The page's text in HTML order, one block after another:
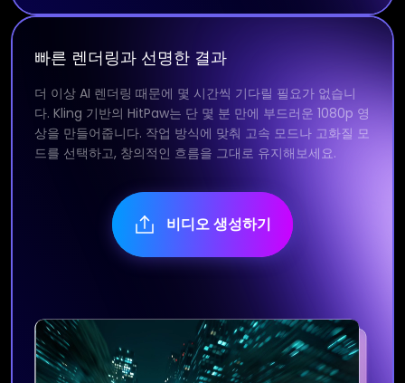
빠른 렌더링과 선명한 결과
더 이상 AI 렌더링 때문에 몇 시간씩 기다릴 필요가 없습니
다. Kling 기반의 HitPaw는 단 몇 분 만에 부드러운 1080p 영
상을 만들어줍니다. 작업 방식에 맞춰 고속 모드나 고화질 모
드를 선택하고, 창의적인 흐름을 그대로 유지해보세요.
비디오 생성하기